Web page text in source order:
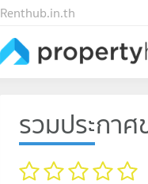
Renthub.in.th
รวมประกา